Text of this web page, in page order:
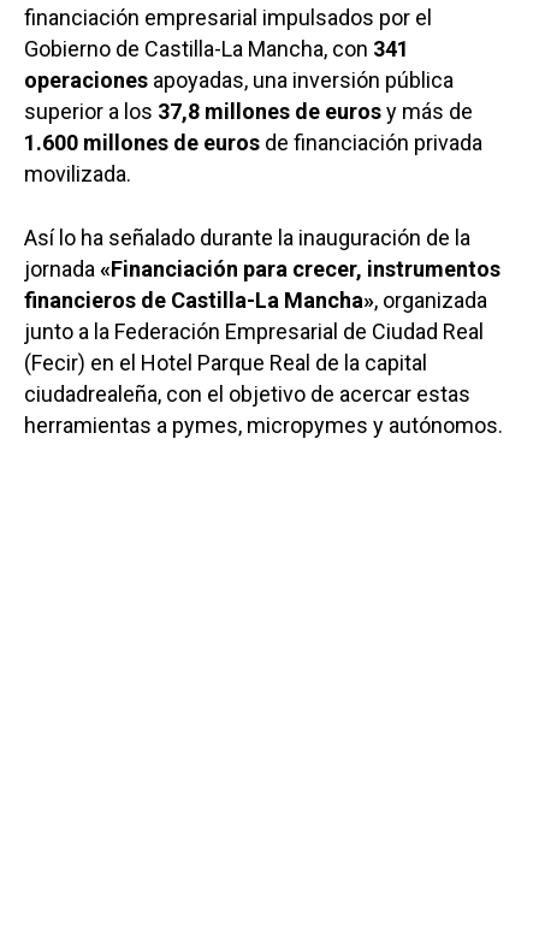
financiación empresarial impulsados por el
Gobierno de Castilla-La Mancha, con 341
operaciones apoyadas, una inversión pública
superior a los 37,8 millones de eurosy más de
1.600 millones de euros de financiación privada
movilizada.
Así lo ha señalado durante la inauguración de la
jornada «Financiación para crecer, instrumentos
financieros de Castilla-La Mancha», organizada
junto a la Federación Empresarial de Ciudad Real
(Fecir) en el Hotel Parque Real de la capital
ciudadrealeña, con el objetivo de acercar estas
herramientas a pymes, micropymes y autónomos.